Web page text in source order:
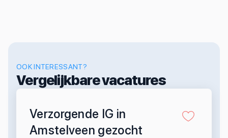
OOK INTERESSANT?
Vergelijkbare vacatures
Verzorgende IG in
Amstelveen gezocht